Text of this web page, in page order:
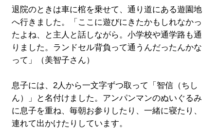
退院のときは車に棺を乗せて、通り道にある遊園地
へ行きました。「ここに遊びにきたかもしれなかっ
たよね、と主人と話しながら。小学校や通学路も通
りました。ランドセル背負って通うんだったんかな
って」（美智子さん）
息子には、2人から一文字ずつ取って「智信（ちし
ん）」と名付けました。アンパンマンのぬいぐるみ
に息子を重ね、毎朝お参りしたり、一緒に寝たり、
連れて出かけたりしています。